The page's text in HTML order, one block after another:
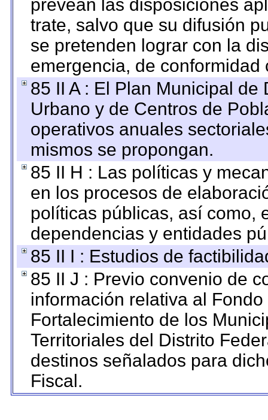
prevean las disposiciones
trate, salvo que su difusión
se pretenden lograr con la
emergencia, de
85 II A : El Plan Municipal
Urbano y de Centros de
operativos anuales
mismos se propongan.
85 II H : Las políticas y
en los procesos de
políticas públicas, así como,
dependencias y entidades
85 II I : Estudios de
85 II J : Previo convenio de
información relativa al
Fortalecimiento de los
Territoriales del Distrito
destinos señalados para
Fiscal.